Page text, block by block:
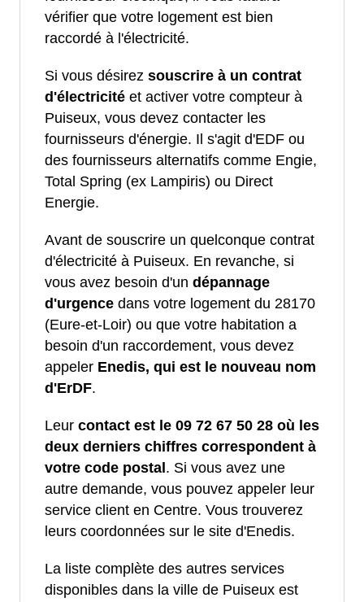
vérifier que votre logement est bien
raccordé à l'électricité.
Si vous désirez souscrire à un contrat
d'électricité et activer votre compteur à
Puiseux, vous devez contacter les
fournisseurs d'énergie. Il s'agit d'EDF ou
des fournisseurs alternatifs comme Engie,
Total Spring (ex Lampiris) ou Direct
Energie.
Avant de souscrire un quelconque contrat
d'électricité à Puiseux. En revanche, si
vous avez besoin d'un dépannage
d'urgence dans votre logement du 28170
(Eure-et-Loir) ou que votre habitation a
besoin d'un raccordement, vous devez
appeler Enedis, qui est le nouveau nom
d'ErDF.
Leur contact est le 09 72 67 50 28 où les
deux derniers chiffres correspondent à
votre code postal . Si vous avez une
autre demande, vous pouvez appeler leur
service client en Centre. Vous trouverez
leurs coordonnées sur le site d'Enedis.
La liste complète des autres services
disponibles dans la ville de Puiseux est